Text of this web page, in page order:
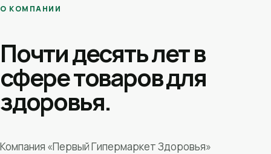
О КОМПАНИИ
Почти десять лет в
сфере товаров для
здоровья.
Компания «Первый Гипермаркет Здоровья»